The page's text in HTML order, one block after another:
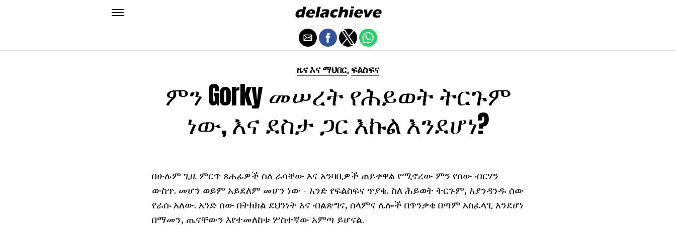
ዜና እና ማህበር, ፍልስፍና
ምን Gorky መሠረት የሕይወት ትርጉም
ነው, እና ደስታ ጋር እኩል እንደሆነ?
በሁሉም ጊዜ ምርጥ ጸሐፊዎች ስለ ራሳቸው እና አንባቢዎች ጠይቀዋል የሚኖረው ምን የሰው ብርሃን
ውስጥ. መሆን ወይም አይደለም መሆን ነው - አንድ የፍልስፍና ጥያቄ. ስለ ሕይወት ትርጉም, እያንዳንዱ ሰው
የራሱ አለው. አንድ ሰው በትክክል ደህንነት እና ብልጽግና, ሰላምና ሌሎች በጥንቃቄ በጣም አስፈላጊ እንደሆነ
በማመን, ጤናቸውን እየተመለከቱ ሦስተኛው አምጣ ይሆናል.